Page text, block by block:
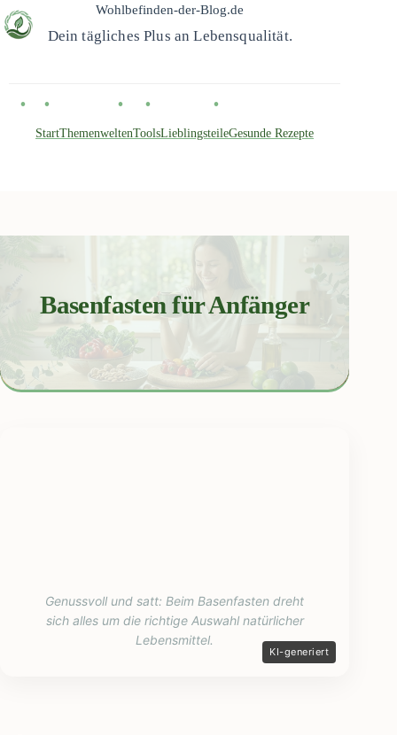
Zum
Inhalt
Wohlbefinden-der-Blog.de
Dein tägliches Plus an Lebensqualität.
StartThemenweltenToolsLieblingsteileGesunde Rezepte
Basenfasten für Anfänger
Genussvoll und satt: Beim Basenfasten dreht
sich alles um die richtige Auswahl natürlicher
Lebensmittel.